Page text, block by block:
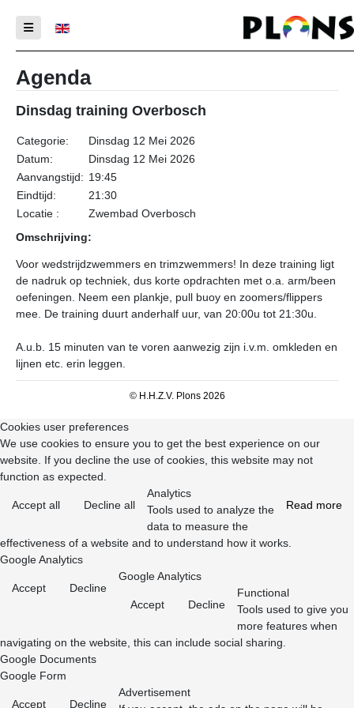
Selecteer de taal
Agenda
Dinsdag training Overbosch
Categorie:
Dinsdag 12 Mei 2026
Datum:
Dinsdag 12 Mei 2026
Aanvangstijd: 19:45
Eindtijd:
21:30
Locatie :
Zwembad Overbosch
Omschrijving:
Voor wedstrijdzwemmers en trimzwemmers! In deze training ligt
de nadruk op techniek, dus korte opdrachten met o.a. arm/been
oefeningen. Neem een plankje, pull buoy en zoomers/flippers
mee. De training duurt anderhalf uur, van 20:00u tot 21:30u.
A.u.b. 15 minuten van te voren aanwezig zijn i.v.m. omkleden en
lijnen etc. erin leggen.
© H.H.Z.V. Plons 2026
Cookies user preferences
We use cookies to ensure you to get the best experience on our
website. If you decline the use of cookies, this website may not
function as expected.
Accept all Decline all Read more
Analytics
Tools used to analyze the
data to measure the
effectiveness of a website and to understand how it works.
Google Analytics
Accept Decline
Google Analytics
Accept Decline
Functional
Tools used to give you
more features when
navigating on the website, this can include social sharing.
Google Documents
Google Form
Accept Decline
Advertisement